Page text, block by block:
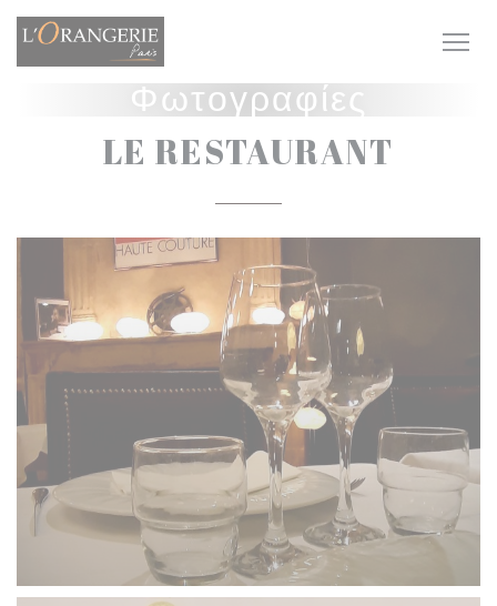
Πίνακας διαχείρισης "Μπισκότων" (Cookies)
Φωτογραφίες
LE RESTAURANT